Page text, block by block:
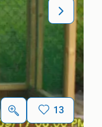
13